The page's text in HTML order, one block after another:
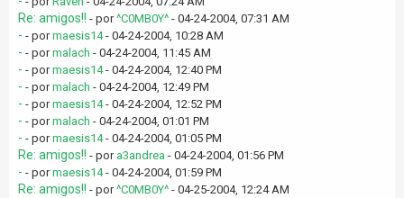
Re: amigos!! - por^C0MB0Y^ - 04-24-2004, 07:31 AM
- - pormaesis14- 04-24-2004, 10:28 AM
- - pormalach - 04-24-2004, 11:45 AM
- - pormaesis14- 04-24-2004, 12:40 PM
- - pormalach - 04-24-2004, 12:49 PM
- - pormaesis14- 04-24-2004, 12:52 PM
- - pormalach - 04-24-2004, 01:01 PM
- - pormaesis14- 04-24-2004, 01:05 PM
Re: amigos!! - por a3andrea - 04-24-2004, 01:56 PM
- - pormaesis14- 04-24-2004, 01:59 PM
Re: amigos!! - por^C0MB0Y^ - 04-25-2004, 12:24 AM